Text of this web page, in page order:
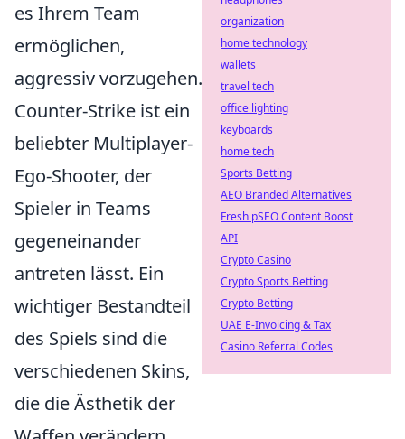
es Ihrem Team
ermöglichen,
aggressiv vorzugehen.
Counter-Strike ist ein
beliebter Multiplayer-
Ego-Shooter, der
Spieler in Teams
gegeneinander
antreten lässt. Ein
wichtiger Bestandteil
des Spiels sind die
verschiedenen Skins,
die die Ästhetik der
organization
home technology
wallets
travel tech
office lighting
keyboards
home tech
Sports Betting
AEO Branded Alternatives
Fresh pSEO Content Boost
API
Crypto Casino
Crypto Sports Betting
Crypto Betting
UAE E-Invoicing & Tax
Casino Referral Codes